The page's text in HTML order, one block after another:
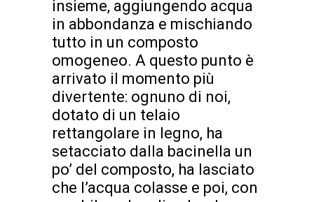
insieme, aggiungendo acqua
in abbondanza e mischiando
tutto in un composto
omogeneo. A questo punto è
arrivato il momento più
divertente: ognuno di noi,
dotato di un telaio
rettangolare in legno, ha
setacciato dalla bacinella un
po’ del composto, ha lasciato
che l’acqua colasse e poi, con